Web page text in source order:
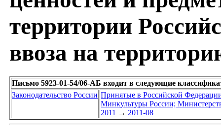
территории
ввоза на
Письмо 5923-01-54/06-АБ входит в следующие
Законодательство России Принятые в Российской
Минкультуры России;
2011 → 2011-08